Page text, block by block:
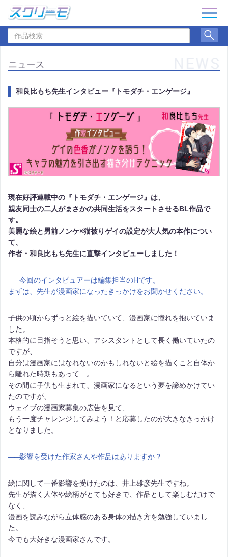
品
ナ
ゲ
ー
ン
和良比もち先生インタビュー『トモダチ・エンゲージ』
現在好評連載中の『トモダチ・エンゲージ』は、
親友同士の二人がまさかの共同生活をスタートさせるBL作品で
す。
美麗な絵と男前ノンケ×猫被りゲイの設定が大人気の本作につい
て、
作者・和良比もち先生に直撃インタビューしました！
――今回のインタビュアーは編集担当のHです。
まずは、先生が漫画家になったきっかけをお聞かせください。
子供の頃からずっと絵を描いていて、漫画家に憧れを抱いていま
した。
本格的に目指そうと思い、アシスタントとして長く働いていたの
ですが、
自分は漫画家にはなれないのかもしれないと絵を描くこと自体か
ら離れた時期もあって…。
その間に子供も生まれて、漫画家になるという夢を諦めかけてい
たのですが、
ウェイブの漫画家募集の広告を見て、
もう一度チャレンジしてみよう！と応募したのが大きなきっかけ
となりました。
――影響を受けた作家さんや作品はありますか？
絵に関して一番影響を受けたのは、井上雄彦先生ですね。
先生が描く人体や絵柄がとても好きで、作品として楽しむだけで
なく、
漫画を読みながら立体感のある身体の描き方を勉強していまし
た。
今でも大好きな漫画家さんです。